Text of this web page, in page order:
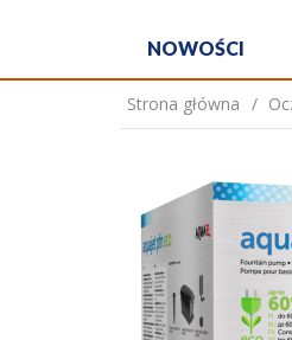
NOWOŚCI
Strona główna